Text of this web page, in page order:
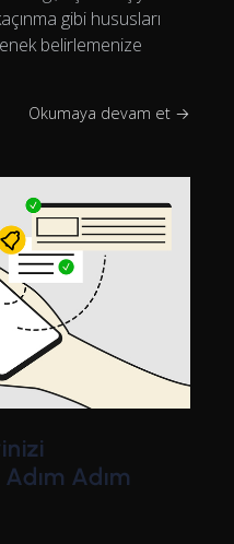
gibi hususları
belirlemenize
Okumaya devam et →
Adım